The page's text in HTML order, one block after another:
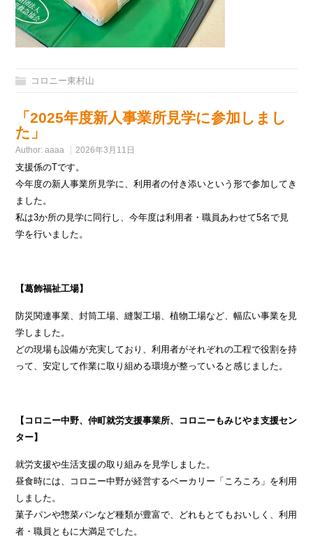
コロニー東村山
「2025年度新人事業所見学に参加しまし
た」
Author:aaaa 2026年3月11日
支援係のTです。
今年度の新人事業所見学に、利用者の付き添いという形で参加してき
ました。
私は3か所の見学に同行し、今年度は利用者・職員あわせて5名で見
学を行いました。
【葛飾福祉工場】
防災関連事業、封筒工場、縫製工場、植物工場など、幅広い事業を見
学しました。
どの現場も設備が充実しており、利用者がそれぞれの工程で役割を持
って、安定して作業に取り組める環境が整っていると感じました。
【コロニー中野、仲町就労支援事業所、コロニーもみじやま支援セン
ター】
就労支援や生活支援の取り組みを見学しました。
昼食時には、コロニー中野が経営するベーカリー「ころころ」を利用
しました。
菓子パンや惣菜パンなど種類が豊富で、どれもとてもおいしく、利用
者・職員ともに大満足でした。